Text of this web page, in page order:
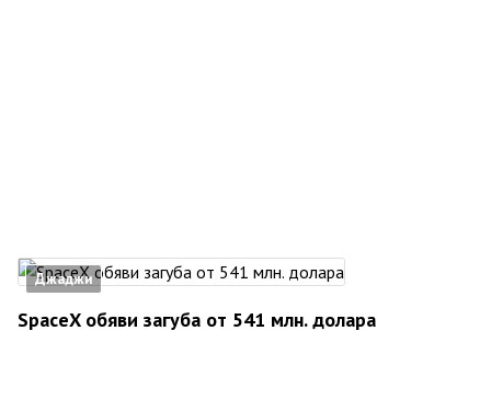
Джаджи
SpaceX обяви загуба от 541 млн. долара